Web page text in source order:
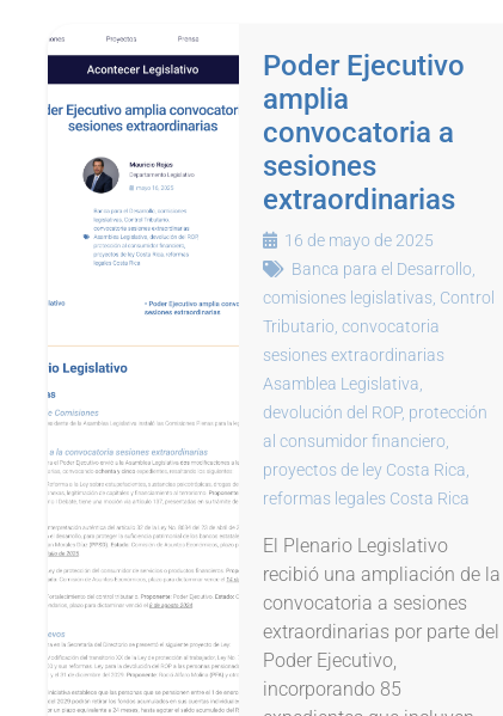
Poder Ejecutivo
amplia
convocatoria a
sesiones
extraordinarias
16 de mayo de 2025
Banca para el Desarrollo
comisiones legislativas Control
Tributario convocatoria
sesiones extraordinarias
Asamblea Legislativa
devolución del ROP, protección
al consumidor financiero
proyectos de ley Costa Rica
reformas legales Costa Rica
El Plenario Legislativo
recibió una ampliación de la
convocatoria a sesiones
extraordinarias por parte del
Poder Ejecutivo,
incorporando 85